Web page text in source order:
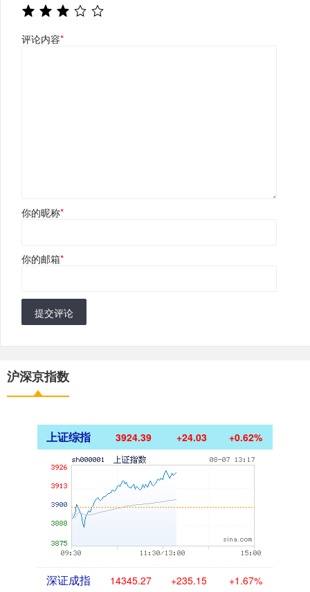
评论内容*
你的昵称*
你的邮箱*
提交评论
沪深京指数
上证综指 3924.39 +24.03 +0.62%
深证成指 14345.27 +235.15 +1.67%